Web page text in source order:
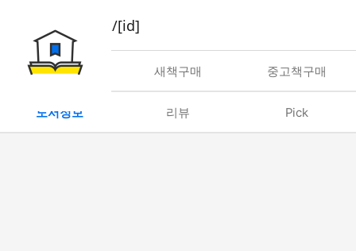
book/rent/[id]
대여 새책구매 중고책구매
도서정보 리뷰 Pick